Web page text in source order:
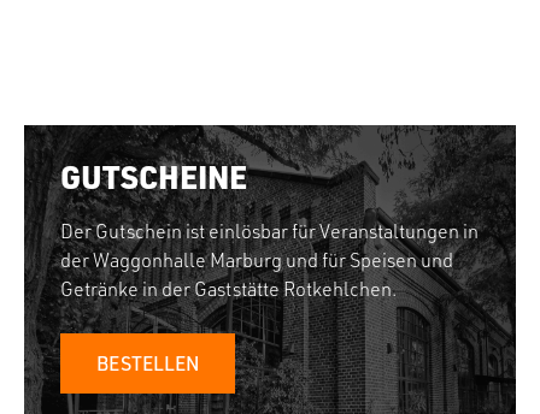
GUTSCHEINE
Der Gutschein ist einlösbar für Veranstaltungen in
der Waggonhalle Marburg und für Speisen und
Getränke in der Gaststätte Rotkehlchen.
BESTELLEN